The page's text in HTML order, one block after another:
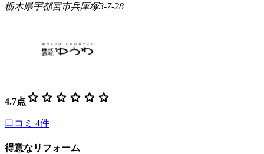
栃木県宇都宮市兵庫塚3-7-28
4.7点 star star star star star star
口コミ 4件
得意なリフォーム